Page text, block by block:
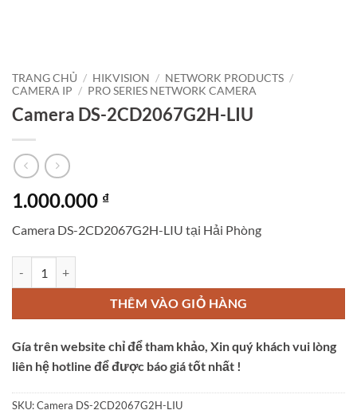
TRANG CHỦ / HIKVISION / NETWORK PRODUCTS /
CAMERA IP / PRO SERIES NETWORK CAMERA
Camera DS-2CD2067G2H-LIU
1.000.000 ₫
Camera DS-2CD2067G2H-LIU tại Hải Phòng
THÊM VÀO GIỎ HÀNG
Gía trên website chỉ để tham khảo, Xin quý khách vui lòng
liên hệ hotline để được báo giá tốt nhất !
SKU:Camera DS-2CD2067G2H-LIU